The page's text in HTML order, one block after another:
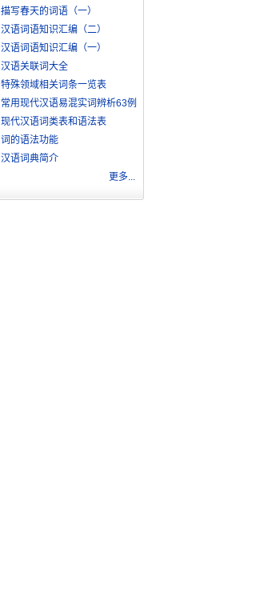
描写春天的词语（一）
汉语词语知识汇编（二）
汉语词语知识汇编（一）
汉语关联词大全
特殊领域相关词条一览表
常用现代汉语易混实词辨析63例
现代汉语词类表和语法表
词的语法功能
汉语词典简介
更多...